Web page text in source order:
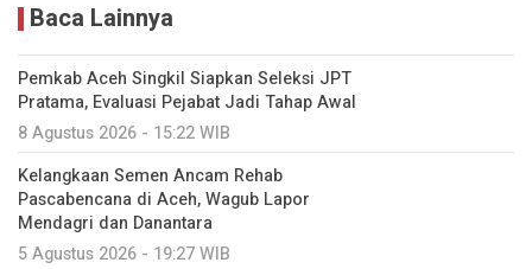
Baca Lainnya
Pemkab Aceh Singkil Siapkan Seleksi JPT
Pratama, Evaluasi Pejabat Jadi Tahap Awal
8 Agustus 2026 - 15:22 WIB
Kelangkaan Semen Ancam Rehab
Pascabencana di Aceh, Wagub Lapor
Mendagri dan Danantara
5 Agustus 2026 - 19:27 WIB